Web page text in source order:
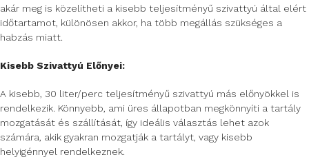
akár meg is közelítheti a kisebb teljesítményű szivattyú által elért
időtartamot, különösen akkor, ha több megállás szükséges a
habzás miatt.
Kisebb Szivattyú Előnyei:
A kisebb, 30 liter/perc teljesítményű szivattyú más előnyökkel is
rendelkezik. Könnyebb, ami üres állapotban megkönnyíti a tartály
mozgatását és szállítását, így ideális választás lehet azok
számára, akik gyakran mozgatják a tartályt, vagy kisebb
helyigénnyel rendelkeznek.